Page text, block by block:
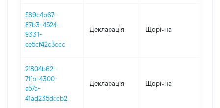
589c4b67-
87b3-4524-
9331-
ce5cf42c3ccc
Декларація Щорічна
2f804b62-
71fb-4300-
a57a-
41ad235dccb2
Декларація Щорічна